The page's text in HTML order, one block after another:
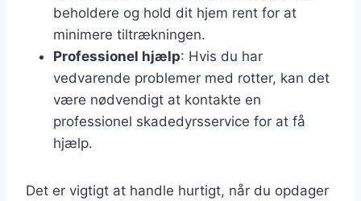
beholdere og hold dit hjem rent for at
minimere tiltrækningen.
Professionel hjælp: Hvis du har
vedvarende problemer med rotter, kan det
være nødvendigt at kontakte en
professionel skadedyrsservice for at få
hjælp.
Det er vigtigt at handle hurtigt, når du opdager